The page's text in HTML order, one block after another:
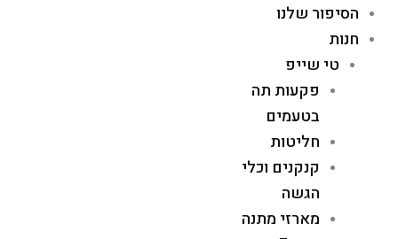
הסיפור שלנו
חנות
טי שייפ
פקעות תה
בטעמים
חליטות
קנקנים וכלי
הגשה
מארזי מתנה